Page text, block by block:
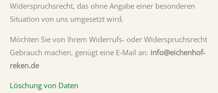
Widerspruchsrecht, das ohne Angabe einer besonderen
Situation von uns umgesetzt wird.
Möchten Sie von Ihrem Widerrufs- oder Widerspruchsrecht
Gebrauch machen, genügt eine E-Mail an: info@eichenhof-
reken.de
Löschung von Daten